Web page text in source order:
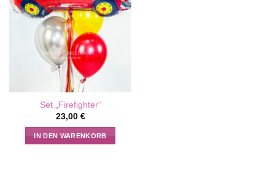
Set „Firefighter“
23,00 €
IN DEN WARENKORB